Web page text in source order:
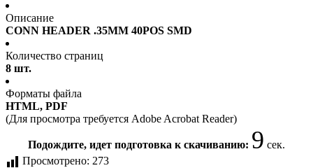
Описание
CONN HEADER .35MM 40POS SMD
Количество страниц
8 шт.
Форматы файла
HTML, PDF
(Для просмотра требуется Adobe Acrobat Reader)
Подождите, идет подготовка к скачиванию: 9 сек.
Просмотрено: 273